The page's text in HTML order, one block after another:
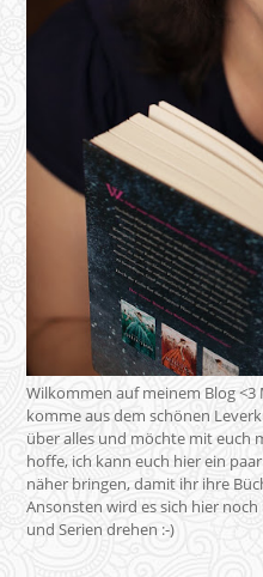
Wilkommen auf meinem Blog
komme aus dem schönen
über alles und möchte mit euch
hoffe, ich kann euch hier ein
näher bringen, damit ihr ihre
Ansonsten wird es sich hier
und Serien drehen :-)